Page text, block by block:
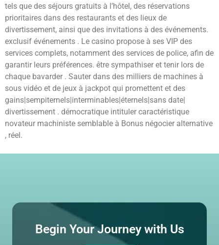
tels que des séjours gratuits à l’hôtel, des réservations
prioritaires dans des restaurants et des lieux de
divertissement, ainsi que des invitations à des événements.
exclusif événements . Le casino propose à ses VIP des
services complets, notamment des services de police, afin de
garantir leurs préférences. être sympathiser et tenir lors de
chaque bavarder . Sauter dans des milliers de machines à
sous vidéo et de jeux à jackpot qui promettent et des
gains|sempiternels|interminables|éternels|sans date|
divertissement . démocratique intituler caractéristique
novateur machiniste semblable à Bonus négocier alternative
, réel.
Begin Your Journey with Us